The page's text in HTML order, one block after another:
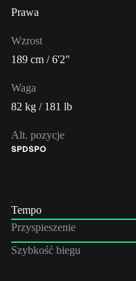
Prawa
Wzrost
189 cm / 6'2"
Waga
82 kg / 181 lb
Alt. pozycje
ŚPDŚPO
Tempo
Przyspieszenie
Szybkość biegu